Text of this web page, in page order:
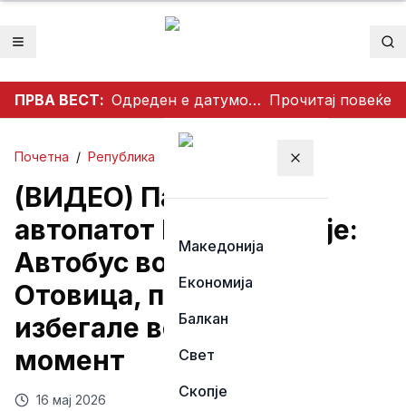
Отвори мени
ПРВА ВЕСТ: Одреден е датумот за предвремени избори за градоначалник на Општина Брвеница Прочитај повеќе
Затвори мени
Македонија
Економија
Балкан
Свет
Скопје
Почетна / Република
(ВИДЕО) Паника на
автопатот Велес–Скопје:
Автобус во пламен кај
Отовица, патниците
избегале во последен
момент
16 мај 2026